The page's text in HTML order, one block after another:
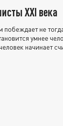
XXI века
не
умнее
начинает